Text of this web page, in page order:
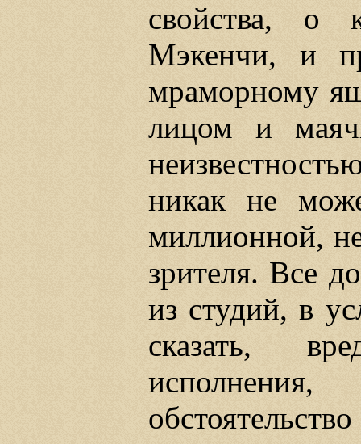
свойства, о
Мэкенчи, и
мраморному
лицом и
никак не
миллионной,
зрителя. Все
из студий, в
сказать,